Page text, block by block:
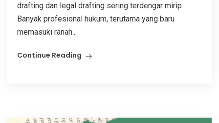
drafting dan legal drafting sering terdengar mirip.
Banyak profesional hukum, terutama yang baru
memasuki ranah...
Continue Reading